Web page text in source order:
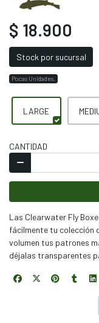
$ 18.900
Stock por sucursal
Pocas Unidades.
LARGE
CANTIDAD
Las Clearwater Fly
fácilmente tu colección
volumen tus patrones
déjalas transparentes